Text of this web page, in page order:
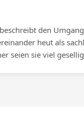
den
heut als
seien sie viel